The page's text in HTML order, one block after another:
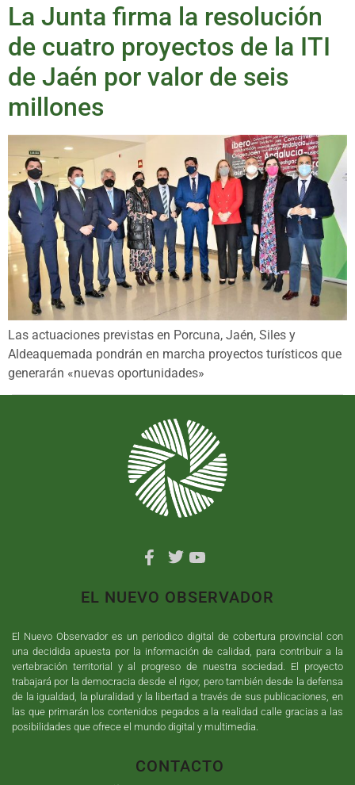
La Junta firma la resolución
de cuatro proyectos de la ITI
de Jaén por valor de seis
millones
Las actuaciones previstas en Porcuna, Jaén, Siles y
Aldeaquemada pondrán en marcha proyectos turísticos que
generarán «nuevas oportunidades»
EL NUEVO OBSERVADOR
El Nuevo Observador es un periodico digital de cobertura provincial con
una decidida apuesta por la información de calidad, para contribuir a la
vertebración territorial y al progreso de nuestra sociedad. El proyecto
trabajará por la democracia desde el rigor, pero también desde la defensa
de la igualdad, la pluralidad y la libertad a través de sus publicaciones, en
las que primarán los contenidos pegados a la realidad calle gracias a las
posibilidades que ofrece el mundo digital y multimedia.
CONTACTO